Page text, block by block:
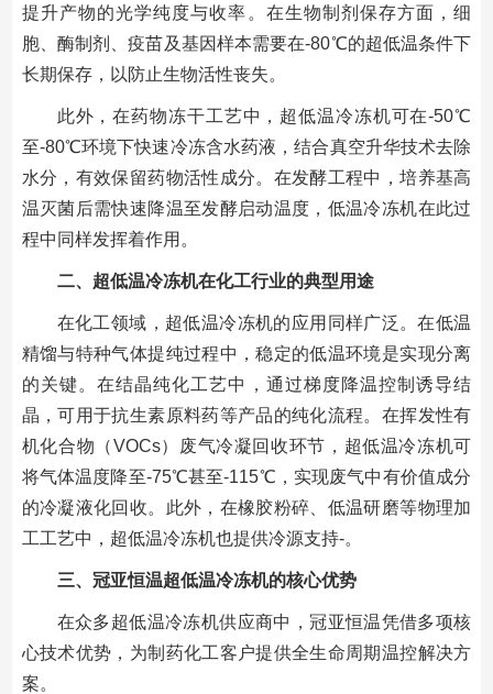
提升产物的光学纯度与收率。在生物制剂保存方面，细
胞、酶制剂、疫苗及基因样本需要在-80℃的超低温条件下
长期保存，以防止生物活性丧失。
此外，在药物冻干工艺中，超低温冷冻机可在-50℃
至-80℃环境下快速冷冻含水药液，结合真空升华技术去除
水分，有效保留药物活性成分。在发酵工程中，培养基高
温灭菌后需快速降温至发酵启动温度，低温冷冻机在此过
程中同样发挥着作用。
二、超低温冷冻机在化工行业的典型用途
在化工领域，超低温冷冻机的应用同样广泛。在低温
精馏与特种气体提纯过程中，稳定的低温环境是实现分离
的关键。在结晶纯化工艺中，通过梯度降温控制诱导结
晶，可用于抗生素原料药等产品的纯化流程。在挥发性有
机化合物（VOCs）废气冷凝回收环节，超低温冷冻机可
将气体温度降至-75℃甚至-115℃，实现废气中有价值成分
的冷凝液化回收。此外，在橡胶粉碎、低温研磨等物理加
工工艺中，超低温冷冻机也提供冷源支持-。
三、冠亚恒温超低温冷冻机的核心优势
在众多超低温冷冻机供应商中，冠亚恒温凭借多项核
心技术优势，为制药化工客户提供全生命周期温控解决方
案。